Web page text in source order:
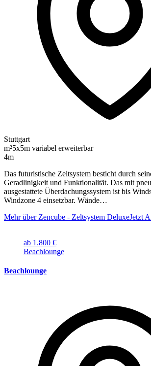
Stuttgart
m²5x5m variabel erweiterbar
4m
Das futuristische Zeltsystem besticht durch
Geradlinigkeit und Funktionalität. Das mit
ausgestattete Überdachungssystem ist bis
Windzone 4 einsetzbar. Wände…
Mehr über Zencube - Zeltsystem DeluxeJetzt
ab 1.800 €
Beachlounge
Beachlounge